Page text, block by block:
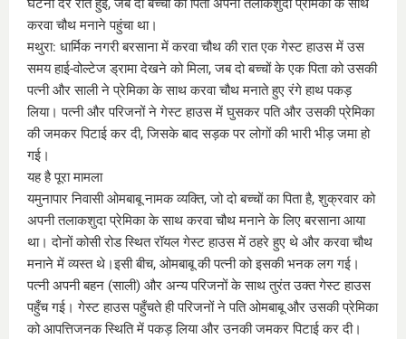
घटना देर रात हुई, जब दो बच्चों का पिता अपनी तलाकशुदा प्रेमिका के साथ
करवा चौथ मनाने पहुंचा था।
मथुरा: धार्मिक नगरी बरसाना में करवा चौथ की रात एक गेस्ट हाउस में उस
समय हाई-वोल्टेज ड्रामा देखने को मिला, जब दो बच्चों के एक पिता को उसकी
पत्नी और साली ने प्रेमिका के साथ करवा चौथ मनाते हुए रंगे हाथ पकड़
लिया। पत्नी और परिजनों ने गेस्ट हाउस में घुसकर पति और उसकी प्रेमिका
की जमकर पिटाई कर दी, जिसके बाद सड़क पर लोगों की भारी भीड़ जमा हो
गई।
यह है पूरा मामला
यमुनापार निवासी ओमबाबू नामक व्यक्ति, जो दो बच्चों का पिता है, शुक्रवार को
अपनी तलाकशुदा प्रेमिका के साथ करवा चौथ मनाने के लिए बरसाना आया
था। दोनों कोसी रोड स्थित रॉयल गेस्ट हाउस में ठहरे हुए थे और करवा चौथ
मनाने में व्यस्त थे।इसी बीच, ओमबाबू की पत्नी को इसकी भनक लग गई।
पत्नी अपनी बहन (साली) और अन्य परिजनों के साथ तुरंत उक्त गेस्ट हाउस
पहुँच गई। गेस्ट हाउस पहुँचते ही परिजनों ने पति ओमबाबू और उसकी प्रेमिका
को आपत्तिजनक स्थिति में पकड़ लिया और उनकी जमकर पिटाई कर दी।